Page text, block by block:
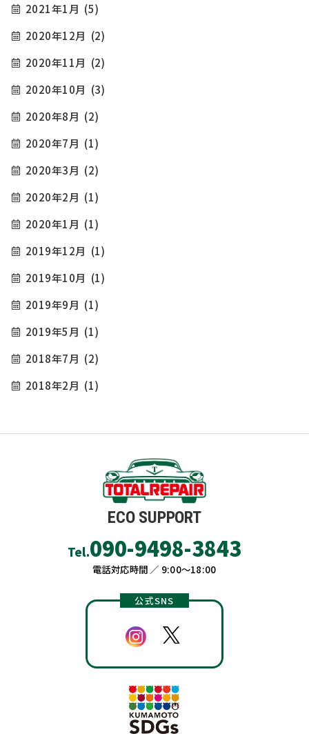
2021年1月 (5)
2020年12月 (2)
2020年11月 (2)
2020年10月 (3)
2020年8月 (2)
2020年7月 (1)
2020年3月 (2)
2020年2月 (1)
2020年1月 (1)
2019年12月 (1)
2019年10月 (1)
2019年9月 (1)
2019年5月 (1)
2018年7月 (2)
2018年2月 (1)
ECO SUPPORT
Tel.090-9498-3843
電話対応時間 ／ 9:00〜18:00
公式SNS